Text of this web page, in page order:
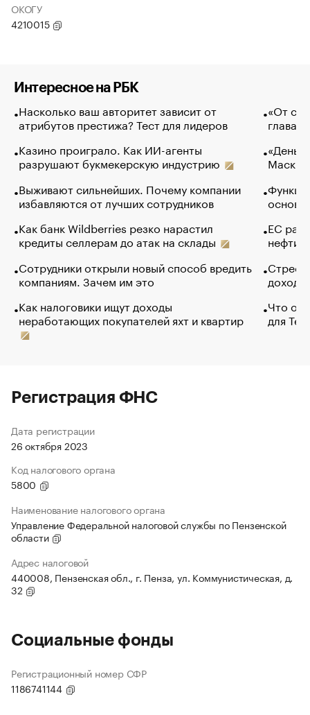
ОКОГУ
4210015
Интересное на РБК
Насколько ваш авторитет зависит от
атрибутов престижа? Тест для лидеров
Казино проиграло. Как ИИ-агенты
разрушают букмекерскую индустрию
Выживают сильнейших. Почему компании
избавляются от лучших сотрудников
Как банк Wildberries резко нарастил
кредиты селлерам до атак на склады
Сотрудники открыли новый способ вредить
компаниям. Зачем им это
Как налоговики ищут доходы
неработающих покупателей яхт и квартир
«От
глава
Маск в
основ
ЕС
нефти
Что
для
Регистрация ФНС
Дата регистрации
26 октября 2023
Код налогового органа
5800
Наименование налогового органа
Управление Федеральной налоговой службы по Пензенской
области
Адрес налоговой
440008, Пензенская обл., г. Пенза, ул. Коммунистическая, д.
32
Социальные фонды
Регистрационный номер СФР
1186741144